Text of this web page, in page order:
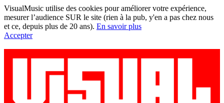
VisualMusic utilise des cookies pour améliorer votre expérience,
mesurer l’audience SUR le site (rien à la pub, y'en a pas chez nous
et ce, depuis plus de 20 ans). En savoir plus
Accepter